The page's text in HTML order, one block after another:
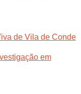
de Vila de Conde
em